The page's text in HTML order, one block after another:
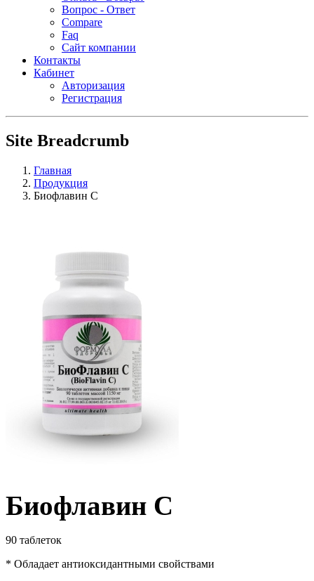
Вопрос - Ответ
Compare
Faq
Сайт компании
Контакты
Кабинет
Авторизация
Регистрация
Site Breadcrumb
Главная
Продукция
Биофлавин С
Биофлавин С
90 таблеток
* Обладает антиоксидантными свойствами